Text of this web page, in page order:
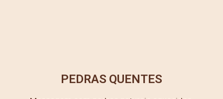
PEDRAS QUENTES